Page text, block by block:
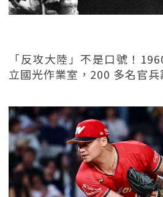
「反攻大陸」不是口號！
立國光作業室，200 多名官